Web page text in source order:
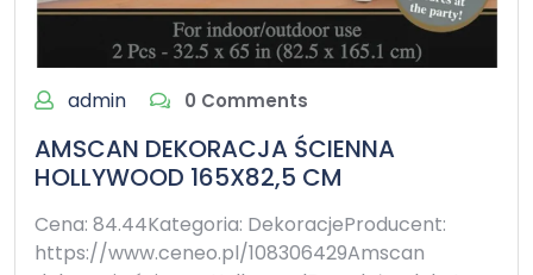
admin 0 Comments
AMSCAN DEKORACJA ŚCIENNA
HOLLYWOOD 165X82,5 CM
Cena: 84.44Kategoria: DekoracjeProducent:
https://www.ceneo.pl/108306429Amscan